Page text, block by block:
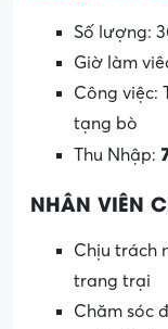
Số lượng:
Giờ làm
Công việc:
tạng bò
Thu Nhập:
NHÂN VIÊN
Chịu trách
trang trại
Chăm sóc